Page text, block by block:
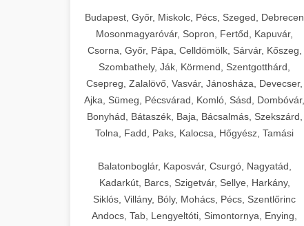
Budapest, Győr, Miskolc, Pécs, Szeged, Debrecen
Mosonmagyaróvár, Sopron, Fertőd, Kapuvár,
Csorna, Győr, Pápa, Celldömölk, Sárvár, Kőszeg,
Szombathely, Ják, Körmend, Szentgotthárd,
Csepreg, Zalalövő, Vasvár, Jánosháza, Devecser,
Ajka, Sümeg, Pécsvárad, Komló, Sásd, Dombóvár,
Bonyhád, Bátaszék, Baja, Bácsalmás, Szekszárd,
Tolna, Fadd, Paks, Kalocsa, Hőgyész, Tamási
Balatonboglár, Kaposvár, Csurgó, Nagyatád,
Kadarkút, Barcs, Szigetvár, Sellye, Harkány,
Siklós, Villány, Bóly, Mohács, Pécs, Szentlőrinc
Andocs, Tab, Lengyeltóti, Simontornya, Enying,